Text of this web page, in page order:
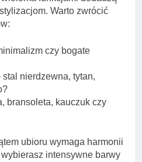
Warto zwrócić
czy bogate
stal nierdzewna, tytan,
bransoleta, kauczuk czy
ubioru wymaga harmonii
intensywne barwy